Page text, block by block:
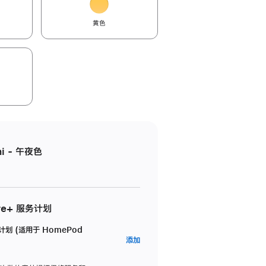
黄色
- 午夜色
服务计划
划 (适用于 HomePod
添加AppleCare+